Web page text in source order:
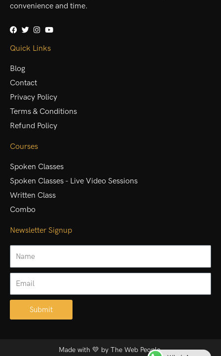
convenience and time.
Quick Links
Blog
Contact
Privacy Policy
Terms & Conditions
Refund Policy
Courses
Spoken Classes
Spoken Classes - Live Video Sessions
Written Class
Combo
Newsletter Signup
Submit
Made with 💛 by The Web People.